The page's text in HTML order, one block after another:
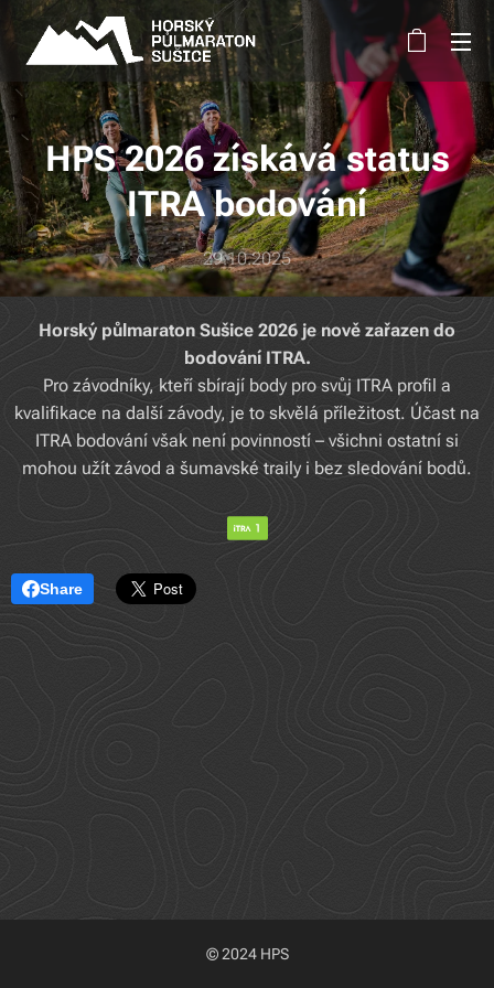
HPS 2026 získává status
ITRA bodování
29.10.2025
Horský půlmaraton Sušice 2026 je nově zařazen do
bodování ITRA.
Pro závodníky, kteří sbírají body pro svůj ITRA profil a
kvalifikace na další závody, je to skvělá příležitost. Účast na
ITRA bodování však není povinností – všichni ostatní si
mohou užít závod a šumavské traily i bez sledování bodů.
Share
© 2024 HPS